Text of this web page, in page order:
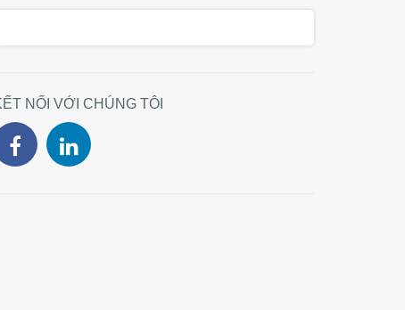
NỐI VỚI CHÚNG TÔI